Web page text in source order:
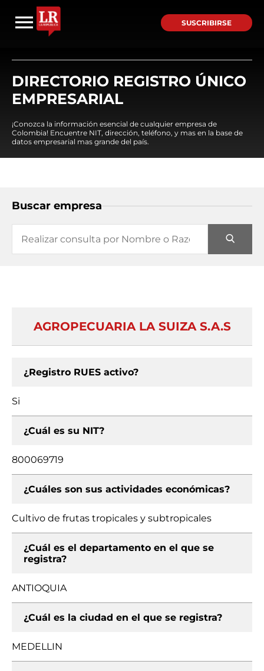
SUSCRIBIRSE
DIRECTORIO REGISTRO ÚNICO
EMPRESARIAL
¡Conozca la información esencial de cualquier empresa de
Colombia! Encuentre NIT, dirección, teléfono, y mas en la base de
datos empresarial mas grande del país.
Buscar empresa
AGROPECUARIA LA SUIZA S.A.S
¿Registro RUES activo?
Si
¿Cuál es su NIT?
800069719
¿Cuáles son sus actividades económicas?
Cultivo de frutas tropicales y subtropicales
¿Cuál es el departamento en el que se
registra?
ANTIOQUIA
¿Cuál es la ciudad en el que se registra?
MEDELLIN